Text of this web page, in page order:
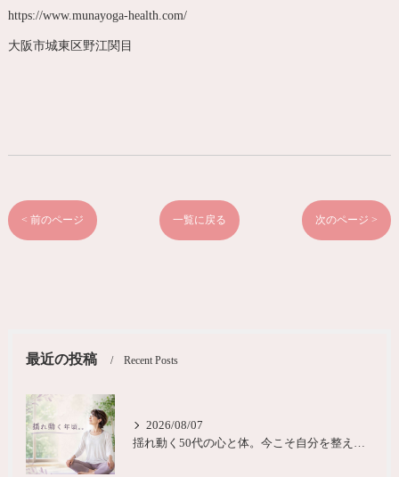
https://www.munayoga-health.com/
大阪市城東区野江関目
< 前のページ 一覧に戻る 次のページ >
最近の投稿 Recent Posts
2026/08/07
揺れ動く50代の心と体。今こそ自分を整える時間を大阪